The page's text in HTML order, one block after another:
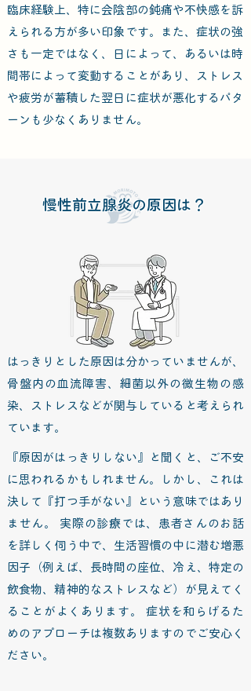
臨床経験上、特に会陰部の鈍痛や不快感を訴
えられる方が多い印象です。また、症状の強
さも一定ではなく、日によって、あるいは時
間帯によって変動することがあり、ストレス
や疲労が蓄積した翌日に症状が悪化するパタ
ーンも少なくありません。
慢性前立腺炎の原因は？
はっきりとした原因は分かっていませんが、
骨盤内の血流障害、細菌以外の微生物の感
染、ストレスなどが関与していると考えられ
ています。
『原因がはっきりしない』と聞くと、ご不安
に思われるかもしれません。しかし、これは
決して『打つ手がない』という意味ではあり
ません。 実際の診療では、患者さんのお話
を詳しく伺う中で、生活習慣の中に潜む増悪
因子（例えば、長時間の座位、冷え、特定の
飲食物、精神的なストレスなど）が見えてく
ることがよくあります。 症状を和らげるた
めのアプローチは複数ありますのでご安心く
ださい。